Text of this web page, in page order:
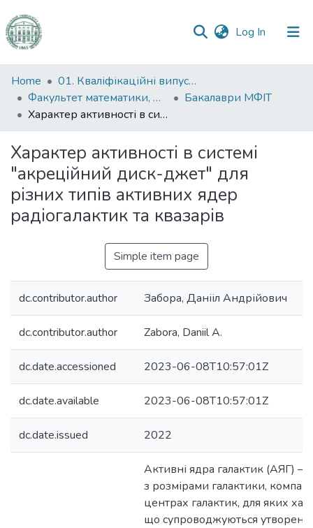
Log In (current)
Communities
&
Collections
Statistics
Home
01. Кваліфікаційні випускні роботи здобувачів вищої освіти
Факультет математики, фізики та інформаційних технологій
Бакалаври МФІТ
Характер активності в системі "акреційний диск-джет" для різних типів активних ядер радіогалактик та квазарів
Характер активності в системі
"акреційний диск-джет" для
різних типів активних ядер
радіогалактик та квазарів
Simple item page
dc.contributor.author Забора, Данііл Андрійович
dc.contributor.author Zabora, Daniil A.
dc.date.accessioned 2023-06-08T10:57:01Z
dc.date.available 2023-06-08T10:57:01Z
dc.date.issued 2022
Активні ядра галактик (АЯГ) –
з розмірами галактики,
центрах галактик, для яких
що супроводжуються